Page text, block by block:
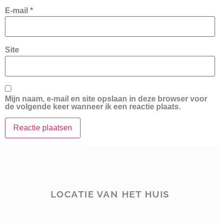
E-mail *
Site
Mijn naam, e-mail en site opslaan in deze browser voor
de volgende keer wanneer ik een reactie plaats.
LOCATIE VAN HET HUIS